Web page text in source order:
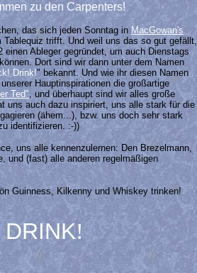
zu den Carpenters!
das sich jeden Sonntag in MacGowan's
Tablequiz trifft. Und weil uns das so gut gefällt,
einen Ableger gegründet, um auch Dienstags
Dort sind wir dann unter dem Namen
Drink!" bekannt. Und wie ihr diesen Namen
Hauptinspirationen die großartige
Ted", und überhaupt sind wir alles große
uns auch dazu inspiriert, uns alle stark für die
(ähem...), bzw. uns doch sehr stark
identifizieren. :-))
uns alle kennenzulernen: Den Brezelmann,
und (fast) alle anderen regelmäßigen
Guinness, Kilkenny und Whiskey trinken!
DRINK!